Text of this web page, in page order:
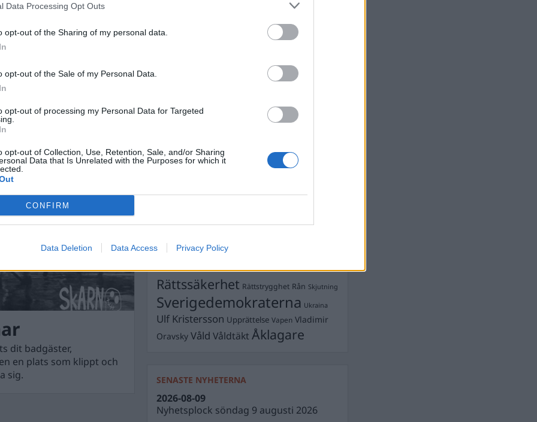
Data Processing Opt Outs
opt-out of the Sharing of my personal data.
opt-out of the Sale of my Personal Data.
opt-out of processing my Personal Data for Targeted
opt-out of Collection, Use, Retention, Sale, and/or Sharing
Data that Is Unrelated with the Purposes for which it
CONFIRM
Data Deletion Data Access Privacy Policy
19 april
blir skyddad titel,
i blodet skyller på
i Danmark
dit badgäster,
en plats som klippt och
sig.
Andreas
Brottslighet Börje
Börje R P Carlsson
Demokrati Dick Sundevall
Jimmie Åkesson Kokainmålet
LagarMichael Pålsson
Silventoinen Petter Inedahl
PoliserRasismRicard A R Nilsson
Rättssäkerhet Rättstrygghet Rån Skjutning
Sverigedemokraterna Ukraina
Ulf Kristersson Upprättelse Vapen Vladimir
Oravsky Våld Våldtäkt Åklagare
SENASTE NYHETERNA
Nyhetsplock söndag 9 augusti 2026
2026-08-09